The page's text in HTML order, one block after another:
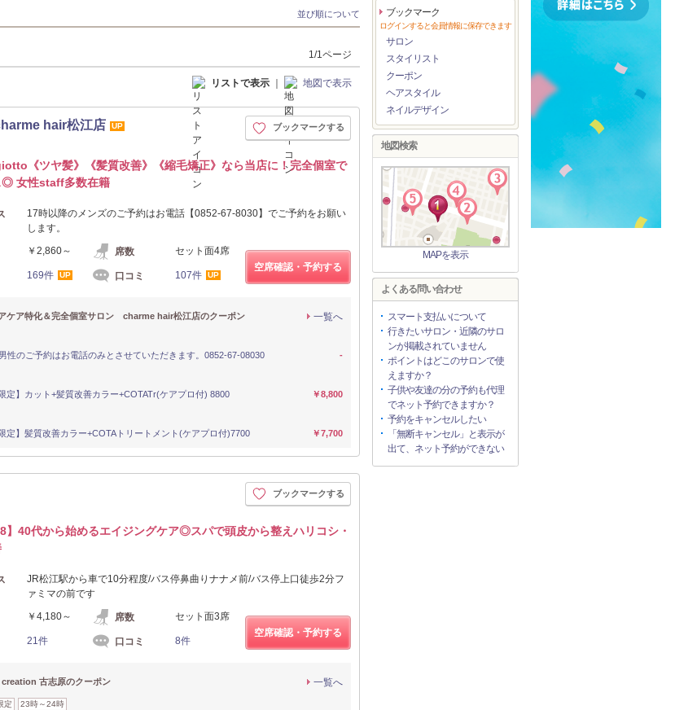
並び順について
1/1ページ
リストで表示 地図で表示
hair松江店 UP ブックマークする
《ツヤ髪》《髪質改善》《縮毛矯正》なら当店に！完全個室で
◎ 女性staff多数在籍
17時以降のメンズのご予約はお電話【0852-67-8030】でご予約をお願い
します。
￥2,860～ 席数 セット面4席
169件 UP 口コミ 107件 UP
空席確認・予約する
ケア特化＆完全個室サロン charme hair松江店のクーポン 一覧へ
性のご予約はお電話のみとさせていただきます。0852-67-08030 -
定】カット+髪質改善カラー+COTATr(ケアプロ付) 8800 ￥8,800
定】髪質改善カラー+COTAトリートメント(ケアプロ付)7700 ￥7,700
ブックマークする
】40代から始めるエイジングケア◎スパで頭皮から整えハリコシ・
JR松江駅から車で10分程度/バス停鼻曲りナナメ前/バス停上口徒歩2分フ
ァミマの前です
￥4,180～ 席数 セット面3席
21件 口コミ 8件
空席確認・予約する
古志原のクーポン 一覧へ
定 23時～24時
ブックマーク
ログインすると会員情報に保存できます
サロン
スタイリスト
クーポン
ヘアスタイル
ネイルデザイン
地図検索
MAPを表示
よくある問い合わせ
スマート支払いについて
行きたいサロン・近隣のサロ
ンが掲載されていません
ポイントはどこのサロンで使
えますか？
子供や友達の分の予約も代理
でネット予約できますか？
予約をキャンセルしたい
「無断キャンセル」と表示が
出て、ネット予約ができない